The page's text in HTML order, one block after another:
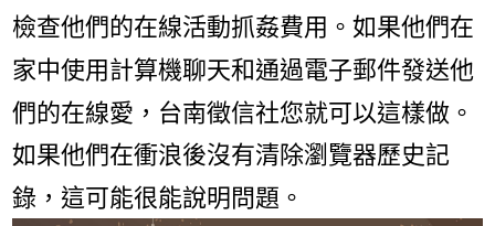
檢查他們的在線活動抓姦費用。如果他們在
家中使用計算機聊天和通過電子郵件發送他
們的在線愛，台南徵信社您就可以這樣做。
如果他們在衝浪後沒有清除瀏覽器歷史記
錄，這可能很能說明問題。